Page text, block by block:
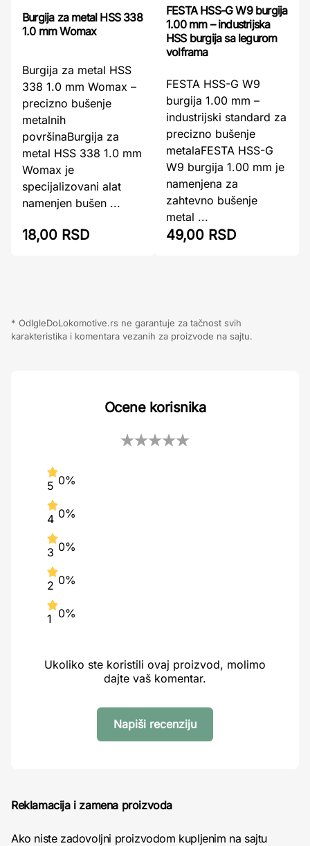
Burgija za metal HSS 338
1.0 mm Womax
Burgija za metal HSS
338 1.0 mm Womax –
precizno bušenje
metalnih
površinaBurgija za
metal HSS 338 1.0 mm
Womax je
specijalizovani alat
namenjen bušen ...
18,00 RSD
FESTA HSS-G W9 burgija
1.00 mm – industrijska
HSS burgija sa legurom
volframa
FESTA HSS-G W9
burgija 1.00 mm –
industrijski standard za
precizno bušenje
metalaFESTA HSS-G
W9 burgija 1.00 mm je
namenjena za
zahtevno bušenje
metal ...
49,00 RSD
* OdIgleDoLokomotive.rs ne garantuje za tačnost svih
karakteristika i komentara vezanih za proizvode na sajtu.
Ocene korisnika
5 0%
4 0%
3 0%
2 0%
1 0%
Ukoliko ste koristili ovaj proizvod, molimo
dajte vaš komentar.
Napiši recenziju
Reklamacija i zamena proizvoda
Ako niste zadovoljni proizvodom kupljenim na sajtu